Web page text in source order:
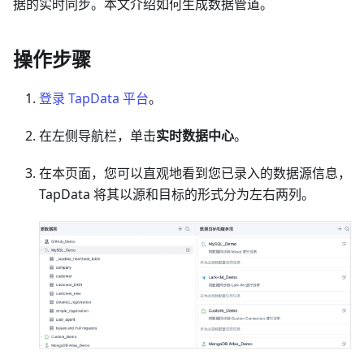
据的实时同步。本文介绍如何生成数据管道。
操作步骤
登录 TapData 平台。
在左侧导航栏，单击实时数据中心。
在本页面，您可以直观地看到您已录入的数据源信息，
TapData 将其以源和目标的形式分为左右两列。